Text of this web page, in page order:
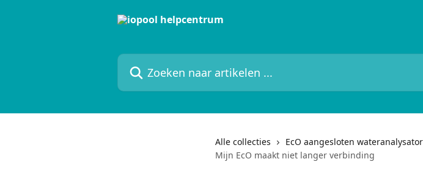
Zoeken naar artikelen ...
Alle collecties
EcO aangesloten wateranalysator
Mijn EcO maakt niet langer verbinding